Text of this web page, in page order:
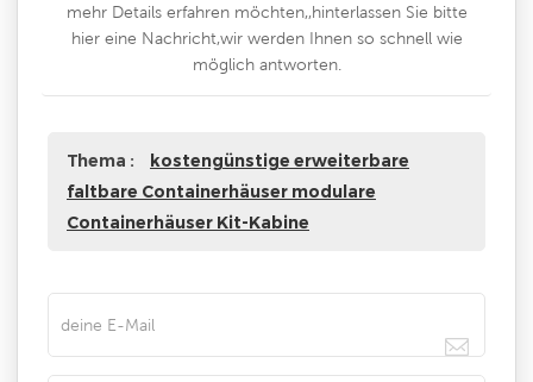
mehr Details erfahren möchten,,hinterlassen Sie bitte
hier eine Nachricht,wir werden Ihnen so schnell wie
möglich antworten.
Thema :
kostengünstige erweiterbare
faltbare Containerhäuser modulare
Containerhäuser Kit-Kabine